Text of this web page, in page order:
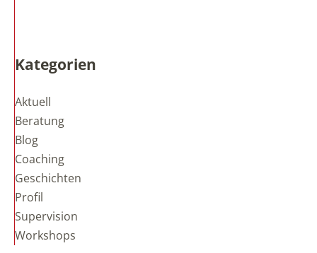
Kategorien
Aktuell
Beratung
Blog
Coaching
Geschichten
Profil
Supervision
Workshops